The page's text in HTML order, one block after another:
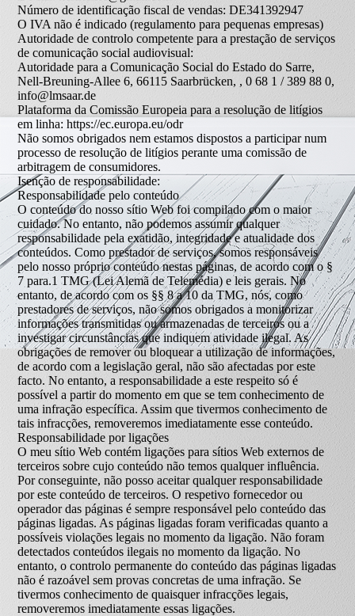
Número de identificação fiscal de vendas: DE341392947
O IVA não é indicado (regulamento para pequenas empresas)
Autoridade de controlo competente para a prestação de serviços
de comunicação social audiovisual:
Autoridade para a Comunicação Social do Estado do Sarre,
Nell-Breuning-Allee 6, 66115 Saarbrücken, , 0 68 1 / 389 88 0,
info@lmsaar.de
Plataforma da Comissão Europeia para a resolução de litígios
em linha: https://ec.europa.eu/odr
Não somos obrigados nem estamos dispostos a participar num
processo de resolução de litígios perante uma comissão de
arbitragem de consumidores.
Isenção de responsabilidade:
Responsabilidade pelo conteúdo
O conteúdo do nosso sítio Web foi compilado com o maior
cuidado. No entanto, não podemos assumir qualquer
responsabilidade pela exatidão, integridade e atualidade dos
conteúdos. Como prestador de serviços, somos responsáveis
pelo nosso próprio conteúdo nestas páginas, de acordo com o §
7 para.1 TMG (Lei Alemã de Telemédia) e leis gerais. No
entanto, de acordo com os §§ 8 a 10 da TMG, nós, como
prestadores de serviços, não somos obrigados a monitorizar
informações transmitidas ou armazenadas de terceiros ou a
investigar circunstâncias que indiquem atividade ilegal. As
obrigações de remover ou bloquear a utilização de informações,
de acordo com a legislação geral, não são afectadas por este
facto. No entanto, a responsabilidade a este respeito só é
possível a partir do momento em que se tem conhecimento de
uma infração específica. Assim que tivermos conhecimento de
tais infracções, removeremos imediatamente esse conteúdo.
Responsabilidade por ligações
O meu sítio Web contém ligações para sítios Web externos de
terceiros sobre cujo conteúdo não temos qualquer influência.
Por conseguinte, não posso aceitar qualquer responsabilidade
por este conteúdo de terceiros. O respetivo fornecedor ou
operador das páginas é sempre responsável pelo conteúdo das
páginas ligadas. As páginas ligadas foram verificadas quanto a
possíveis violações legais no momento da ligação. Não foram
detectados conteúdos ilegais no momento da ligação. No
entanto, o controlo permanente do conteúdo das páginas ligadas
não é razoável sem provas concretas de uma infração. Se
tivermos conhecimento de quaisquer infracções legais,
removeremos imediatamente essas ligações.